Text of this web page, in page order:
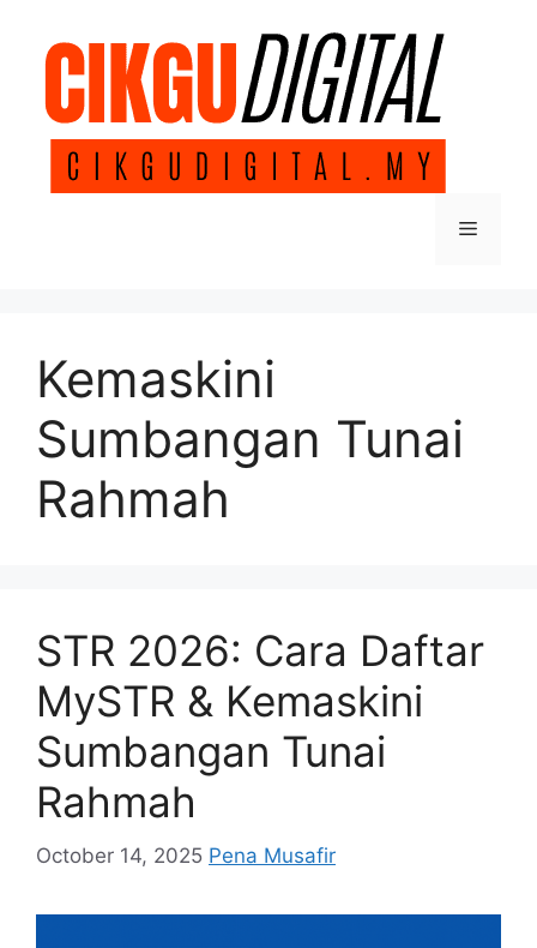
content
Menu
Kemaskini
Sumbangan Tunai
Rahmah
STR 2026: Cara Daftar
MySTR & Kemaskini
Sumbangan Tunai
Rahmah
October 14, 2025 Pena Musafir